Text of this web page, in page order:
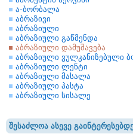
ა-ბორბალა
აბრაზივი
აბრაზიული
აბრაზიული გაწმენდა
აბრაზიული დამუშავება
აბრაზიული ვულკანიზებული
აბრაზიული ლენტი
აბრაზიული მასალა
აბრაზიული პასტა
აბრაზიული სისალე
შესაძლოა ასევე